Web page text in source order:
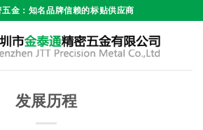
金：知名品牌信赖的标贴供应商
发展历程